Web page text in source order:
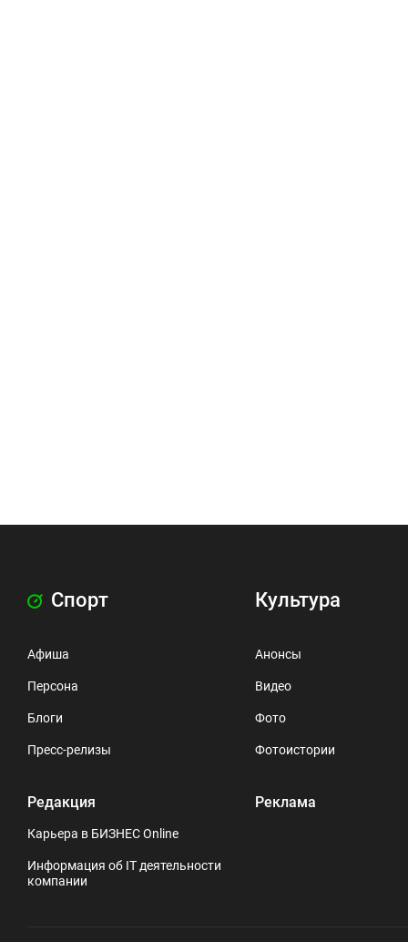
Спорт
Афиша
Персона
Блоги
Пресс-релизы
Редакция
Карьера в БИЗНЕС Online
Информация об IT деятельности
компании
Культура
Анонсы
Видео
Фото
Фотоистории
Реклама